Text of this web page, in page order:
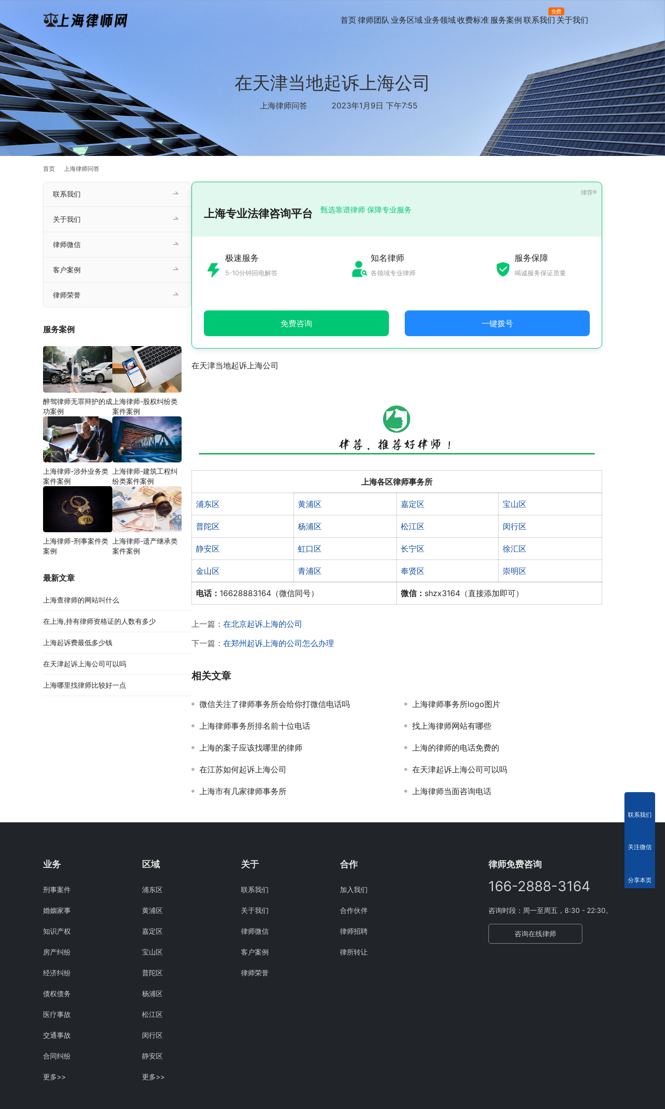
首页律师团队 业务区域 业务领域收费标准 服务案例 联系我们
免费
关于我们
在天津当地起诉上海公司
上海律师问答 2023年1月9日 下午7:55
首页 上海律师问答
上海专业法律咨询平台 甄选靠谱律师 保障专业服务
极速服务
5-10分钟回电解答
知名律师
各领域专业律师
服务保障
竭诚服务保证质量
免费咨询 一键拨号
在天津当地起诉上海公司
上海各区律师事务所
浦东区 黄浦区 嘉定区 宝山区
普陀区 杨浦区 松江区 闵行区
静安区 虹口区 长宁区 徐汇区
金山区 青浦区 奉贤区 崇明区
电话： 16628883164（微信同号） 微信： shzx3164（直接添加即可）
上一篇： 在北京起诉上海的公司
下一篇： 在郑州起诉上海的公司怎么办理
相关文章
微信关注了律师事务所会给你打微信电话吗 上海律师事务所logo图片
上海律师事务所排名前十位电话 找上海律师网站有哪些
上海的案子应该找哪里的律师 上海的律师的电话免费的
在江苏如何起诉上海公司 在天津起诉上海公司可以吗
上海市有几家律师事务所 上海律师当面咨询电话
联系我们
关于我们
律师微信
客户案例
律师荣誉
服务案例
醉驾律师无罪辩护的成
功案例
上海律师-股权纠纷类
案件案例
上海律师-涉外业务类
案件案例
上海律师-建筑工程纠
纷类案件案例
上海律师-刑事案件类
案例
上海律师-遗产继承类
案件案例
最新文章
上海查律师的网站叫什么
在上海,持有律师资格证的人数有多少
上海起诉费最低多少钱
在天津起诉上海公司可以吗
上海哪里找律师比较好一点
业务
刑事案件
婚姻家事
知识产权
房产纠纷
经济纠纷
债权债务
医疗事故
交通事故
合同纠纷
更多>>
区域
浦东区
黄浦区
嘉定区
宝山区
普陀区
杨浦区
松江区
闵行区
静安区
更多>>
关于
联系我们
关于我们
律师微信
客户案例
律师荣誉
合作
加入我们
合作伙伴
律师招聘
律所转让
律师免费咨询
166-2888-3164
咨询时段：周一至周五，8:30 - 22:30。
咨询在线律师
联系我们
关注微信
分享本页